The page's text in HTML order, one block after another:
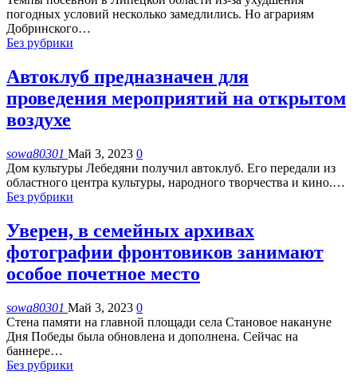
погодных условий несколько замедлились. Но аграриям
Добринского…
Без рубрики
Автоклуб предназначен для
проведения мероприятий на открытом
воздухе
sowa80301 Май 3, 2023 0
Дом культуры Лебедяни получил автоклуб. Его передали из
областного центра культуры, народного творчества и кино.…
Без рубрики
Уверен, в семейных архивах
фотографии фронтовиков занимают
особое почетное место
sowa80301 Май 3, 2023 0
Стена памяти на главной площади села Становое накануне
Дня Победы была обновлена и дополнена. Сейчас на
баннере…
Без рубрики